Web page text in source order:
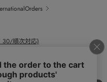
30/順次対応)
10：30～18：00）
ター